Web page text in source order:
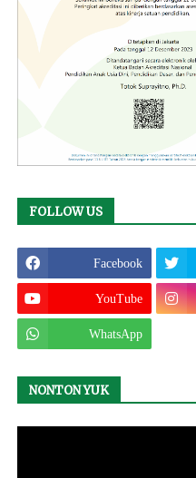
FOLLOW US
Facebook
YouTube
WhatsApp
NONTON YUK